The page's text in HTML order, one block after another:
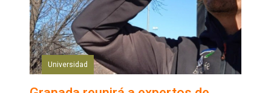
Universidad